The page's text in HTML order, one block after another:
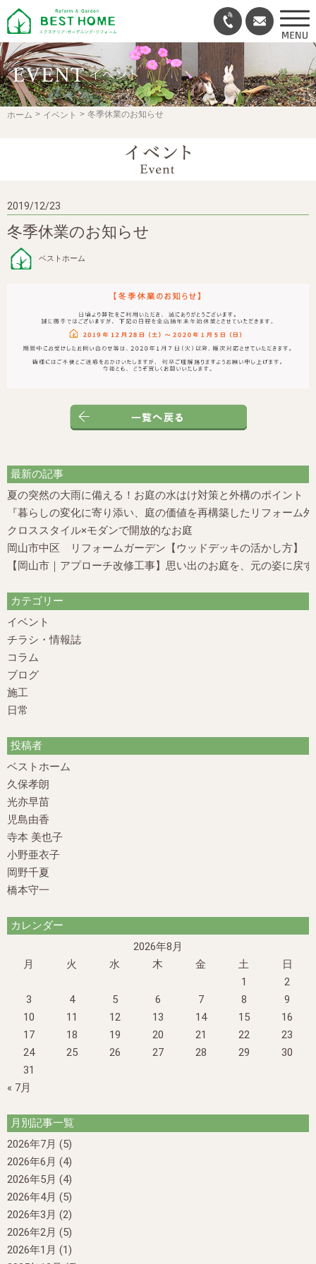
ホーム イベント 冬季休業のお知らせ
2019/12/23
冬季休業のお知らせ
ベストホーム
最新の記事
夏の突然の大雨に備える！お庭の水はけ対策と外構のポイント
『暮らしの変化に寄り添い、庭の価値を再構築したリフォーム
クロススタイル×モダンで開放的なお庭
岡山市中区 リフォームガーデン【ウッドデッキの活かし方】
【岡山市｜アプローチ改修工事】思い出のお庭を、元の姿に戻
カテゴリー
イベント
チラシ・情報誌
コラム
ブログ
施工
日常
投稿者
ベストホーム
久保孝朗
光亦早苗
児島由香
寺本 美也子
小野亜衣子
岡野千夏
橋本守一
カレンダー
2026年8月
月
火 水 木 金 土
日
1
2
3
4 5 6 7 8
9
10
11 12 13 14 15
16
17
18 19 20 21 22
23
24
25 26 27 28 29
30
31
« 7月
月別記事一覧
2026年7月 (5)
2026年6月 (4)
2026年5月 (4)
2026年4月 (5)
2026年3月 (2)
2026年2月 (5)
2026年1月 (1)